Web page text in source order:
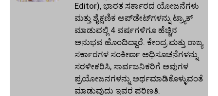
Editor), ಭಾರತ ಸರ್ಕಾರದ ಯೋಜನೆಗಳು
ಮತ್ತು ಶೈಕ್ಷಣಿಕ ಅಪ್‌ಡೇಟ್‌ಗಳನ್ನು ಟ್ರ್ಯಾಕ್
ಮಾಡುವಲ್ಲಿ 4 ವರ್ಷಗಳಿಗೂ ಹೆಚ್ಚಿನ
ಅನುಭವ ಹೊಂದಿದ್ದಾರೆ. ಕೇಂದ್ರ ಮತ್ತು ರಾಜ್ಯ
ಸರ್ಕಾರಗಳ ಸಂಕೀರ್ಣ ಅಧಿಸೂಚನೆಗಳನ್ನು
ಸರಳೀಕರಿಸಿ, ಸಾರ್ವಜನಿಕರಿಗೆ ಅವುಗಳ
ಪ್ರಯೋಜನಗಳನ್ನು ಅರ್ಥಮಾಡಿಕೊಳ್ಳುವಂತೆ
ಮಾಡುವುದು ಇವರ ಪರಿಣತಿ.